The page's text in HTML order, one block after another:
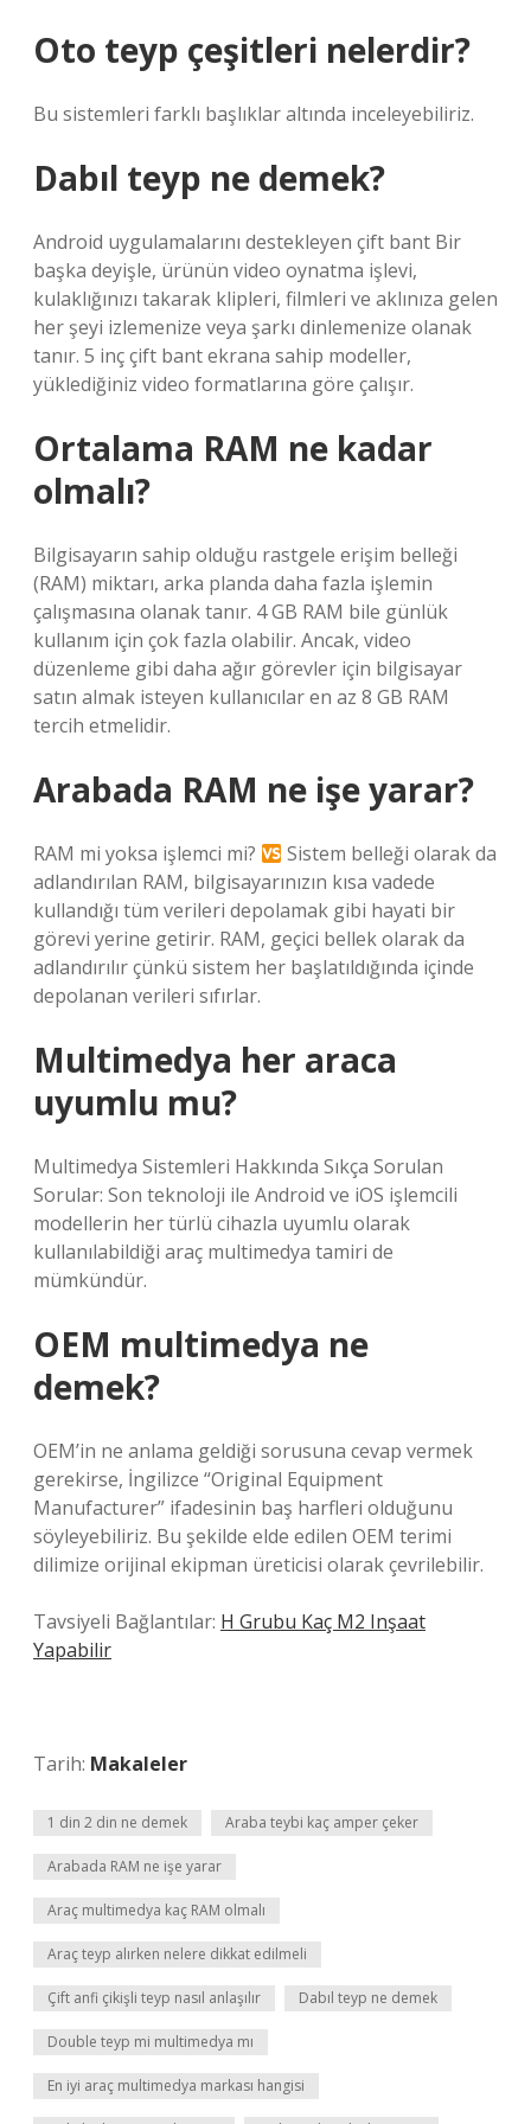
Oto teyp çeşitleri nelerdir?
Bu sistemleri farklı başlıklar altında inceleyebiliriz.
Dabıl teyp ne demek?
Android uygulamalarını destekleyen çift bant Bir
başka deyişle, ürünün video oynatma işlevi,
kulaklığınızı takarak klipleri, filmleri ve aklınıza gelen
her şeyi izlemenize veya şarkı dinlemenize olanak
tanır. 5 inç çift bant ekrana sahip modeller,
yüklediğiniz video formatlarına göre çalışır.
Ortalama RAM ne kadar
olmalı?
Bilgisayarın sahip olduğu rastgele erişim belleği
(RAM) miktarı, arka planda daha fazla işlemin
çalışmasına olanak tanır. 4 GB RAM bile günlük
kullanım için çok fazla olabilir. Ancak, video
düzenleme gibi daha ağır görevler için bilgisayar
satın almak isteyen kullanıcılar en az 8 GB RAM
tercih etmelidir.
Arabada RAM ne işe yarar?
RAM mi yoksa işlemci mi?
Sistem belleği olarak da
adlandırılan RAM, bilgisayarınızın kısa vadede
kullandığı tüm verileri depolamak gibi hayati bir
görevi yerine getirir. RAM, geçici bellek olarak da
adlandırılır çünkü sistem her başlatıldığında içinde
depolanan verileri sıfırlar.
Multimedya her araca
uyumlu mu?
Multimedya Sistemleri Hakkında Sıkça Sorulan
Sorular: Son teknoloji ile Android ve iOS işlemcili
modellerin her türlü cihazla uyumlu olarak
kullanılabildiği araç multimedya tamiri de
mümkündür.
OEM multimedya ne
demek?
OEM’in ne anlama geldiği sorusuna cevap vermek
gerekirse, İngilizce “Original Equipment
Manufacturer” ifadesinin baş harfleri olduğunu
söyleyebiliriz. Bu şekilde elde edilen OEM terimi
dilimize orijinal ekipman üreticisi olarak çevrilebilir.
Tavsiyeli Bağlantılar: H Grubu Kaç M2 Inşaat
Yapabilir
Tarih: Makaleler
1 din 2 din ne demek Araba teybi kaç amper çeker
Arabada RAM ne işe yarar
Araç multimedya kaç RAM olmalı
Araç teyp alırken nelere dikkat edilmeli
Çift anfi çikişli teyp nasıl anlaşılır Dabıl teyp ne demek
Double teyp mi multimedya mı
En iyi araç multimedya markası hangisi